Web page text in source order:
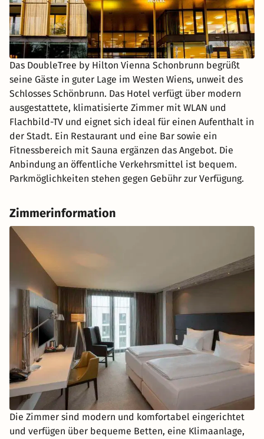
Das DoubleTree by Hilton Vienna Schonbrunn begrüßt
seine Gäste in guter Lage im Westen Wiens, unweit des
Schlosses Schönbrunn. Das Hotel verfügt über modern
ausgestattete, klimatisierte Zimmer mit WLAN und
Flachbild-TV und eignet sich ideal für einen Aufenthalt in
der Stadt. Ein Restaurant und eine Bar sowie ein
Fitnessbereich mit Sauna ergänzen das Angebot. Die
Anbindung an öffentliche Verkehrsmittel ist bequem.
Parkmöglichkeiten stehen gegen Gebühr zur Verfügung.
Zimmerinformation
Die Zimmer sind modern und komfortabel eingerichtet
und verfügen über bequeme Betten, eine Klimaanlage,